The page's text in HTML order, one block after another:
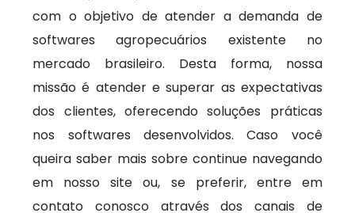
com o objetivo de atender a demanda de
softwares agropecuários existente no
mercado brasileiro. Desta forma, nossa
missão é atender e superar as expectativas
dos clientes, oferecendo soluções práticas
nos softwares desenvolvidos. Caso você
queira saber mais sobre continue navegando
em nosso site ou, se preferir, entre em
contato conosco através dos canais de